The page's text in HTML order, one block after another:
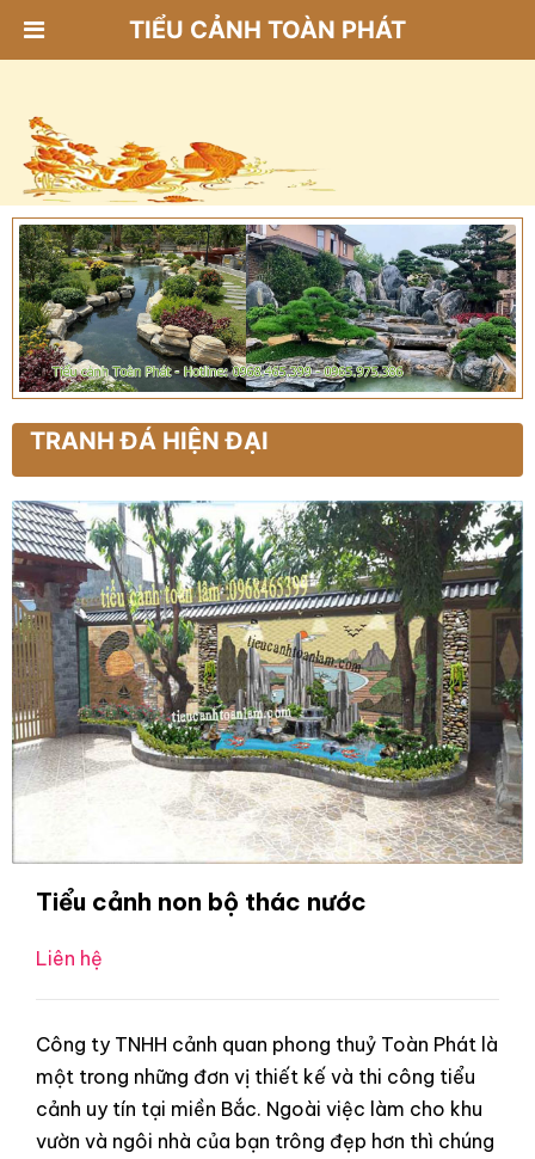
TIỂU CẢNH TOÀN PHÁT
TRANH ĐÁ HIỆN ĐẠI
Tiểu cảnh non bộ thác nước
Liên hệ
Công ty TNHH cảnh quan phong thuỷ Toàn Phát là
một trong những đơn vị thiết kế và thi công tiểu
cảnh uy tín tại miền Bắc. Ngoài việc làm cho khu
vườn và ngôi nhà của bạn trông đẹp hơn thì chúng